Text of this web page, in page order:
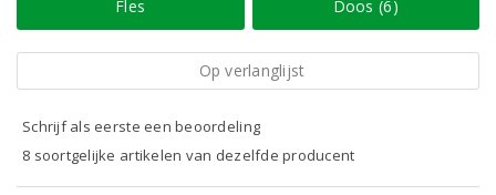
Fles Doos (6)
Op verlanglijst
Schrijf als eerste een beoordeling
8 soortgelijke artikelen van dezelfde producent